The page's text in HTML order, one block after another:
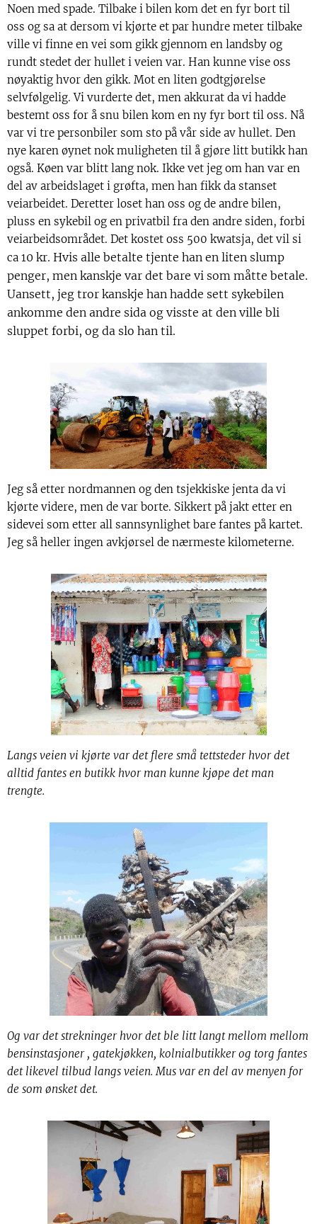
Noen med spade. Tilbake i bilen kom det en fyr bort til
oss og sa at dersom vi kjørte et par hundre meter tilbake
ville vi finne en vei som gikk gjennom en landsby og
rundt stedet der hullet i veien var. Han kunne vise oss
nøyaktig hvor den gikk. Mot en liten godtgjørelse
selvfølgelig. Vi vurderte det, men akkurat da vi hadde
bestemt oss for å snu bilen kom en ny fyr bort til oss. Nå
var vi tre personbiler som sto på vår side av hullet. Den
nye karen øynet nok muligheten til å gjøre litt butikk han
også. Køen var blitt lang nok. Ikke vet jeg om han var en
del av arbeidslaget i grøfta, men han fikk da stanset
veiarbeidet. Deretter loset han oss og de andre bilen,
pluss en sykebil og en privatbil fra den andre siden, forbi
veiarbeidsområdet. Det kostet oss 500 kwatsja, det vil si
ca 10 kr. Hvis alle betalte tjente han en liten slump
penger, men kanskje var det bare vi som måtte betale.
Uansett, jeg tror kanskje han hadde sett sykebilen
ankomme den andre sida og visste at den ville bli
sluppet forbi, og da slo han til.
Jeg så etter nordmannen og den tsjekkiske jenta da vi
kjørte videre, men de var borte. Sikkert på jakt etter en
sidevei som etter all sannsynlighet bare fantes på kartet.
Jeg så heller ingen avkjørsel de nærmeste kilometerne.
Langs veien vi kjørte var det flere små tettsteder hvor det
alltid fantes en butikk hvor man kunne kjøpe det man
trengte.
Og var det strekninger hvor det ble litt langt mellom mellom
bensinstasjoner , gatekjøkken, kolnialbutikker og torg fantes
det likevel tilbud langs veien. Mus var en del av menyen for
de som ønsket det.